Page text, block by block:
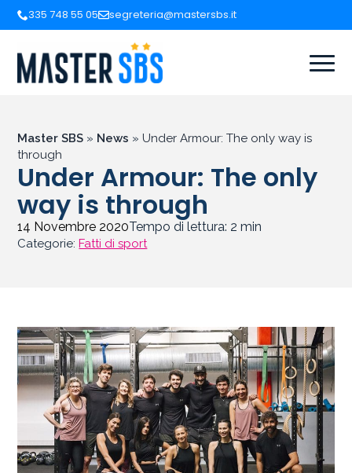
335 748 55 05 segreteria@mastersbs.it
Master SBS » News » Under Armour: The only way is
through
Under Armour: The only
way is through
14 Novembre 2020Tempo di lettura: 2 min
Categorie:Fatti di sport